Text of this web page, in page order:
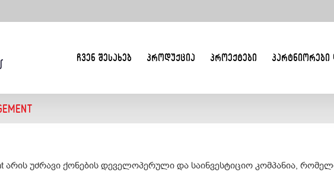
ᲩᲕᲔᲜ ᲨᲔᲡᲐᲮᲔᲑ ᲞᲠᲝᲓᲣᲥᲪᲘᲐ ᲞᲠᲝᲔᲥᲢᲔᲑᲘ ᲞᲐᲠᲢᲜᲘᲝᲠᲔᲑᲘ
არის უძრავი ქონების დეველოპერული და საინვესტიციო კომპანია,